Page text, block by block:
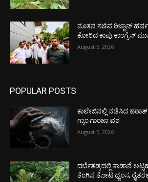
ನೂತನ ಸಚಿವ ರಿಜ್ವಾನ್
ಕೋರಿದ ಕಾಪು ಕಾಂಗ್ರೆಸ್
August 5, 2026
POPULAR POSTS
ಕಾಲೇಜಿನಲ್ಲಿ ನಡೆಸಿದ
ಗ್ರಾಂ ಗಾಂಜಾ ವಶ
August 5, 2026
ದರ್ಬೆತಡ್ಕದಲ್ಲಿ ಕಾಡಾನೆ
ತೆಂಗಿನ ತೋಟ ಧ್ವಂಸ;